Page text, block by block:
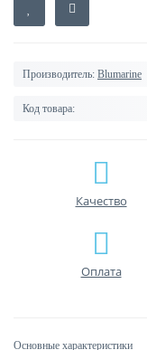
Производитель: Blumarine
Код товара:
Качество
Оплата
Основные характеристики